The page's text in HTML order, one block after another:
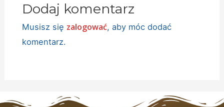
Dodaj komentarz
Musisz się zalogować, aby móc dodać
komentarz.